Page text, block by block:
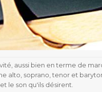
aussi bien en terme de
alto, soprano, tenor et
le son qu'ils désirent.